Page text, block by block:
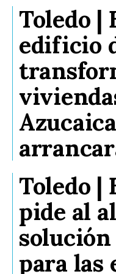
Toledo |
edificio
Toledo |
pide al
para las